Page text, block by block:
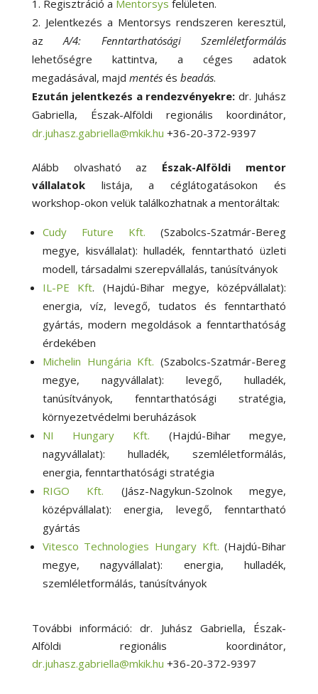
Regisztráció a Mentorsys felületen.
Jelentkezés a Mentorsys rendszeren keresztül,
azA/4: Fenntarthatósági Szemléletformálás
lehetőségre kattintva, a céges adatok
megadásával, majd mentésés beadás.
Ezután jelentkezés a rendezvényekre:dr. Juhász
Gabriella, Észak-Alföldi regionális koordinátor,
dr.juhasz.gabriella@mkik.hu +36-20-372-9397
Alább olvasható az Észak-Alföldi mentor
vállalatoklistája, a céglátogatásokon és
workshop-okon velük találkozhatnak a mentoráltak:
Cudy Future Kft. (Szabolcs-Szatmár-Bereg
megye, kisvállalat): hulladék, fenntartható üzleti
modell, társadalmi szerepvállalás, tanúsítványok
IL-PE Kft. (Hajdú-Bihar megye, középvállalat):
energia, víz, levegő, tudatos és fenntartható
gyártás, modern megoldások a fenntarthatóság
érdekében
Michelin Hungária Kft. (Szabolcs-Szatmár-Bereg
megye, nagyvállalat): levegő, hulladék,
tanúsítványok, fenntarthatósági stratégia,
környezetvédelmi beruházások
NI Hungary Kft. (Hajdú-Bihar megye,
nagyvállalat): hulladék, szemléletformálás,
energia, fenntarthatósági stratégia
RIGO Kft. (Jász-Nagykun-Szolnok megye,
középvállalat): energia, levegő, fenntartható
gyártás
Vitesco Technologies Hungary Kft. (Hajdú-Bihar
megye, nagyvállalat): energia, hulladék,
szemléletformálás, tanúsítványok
További információ: dr. Juhász Gabriella, Észak-
Alföldi regionális koordinátor,
dr.juhasz.gabriella@mkik.hu +36-20-372-9397